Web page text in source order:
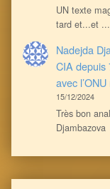
UN texte
tard et...et
Nadejda
CIA depuis
avec
15/12/2024
Très bon
Djambazova